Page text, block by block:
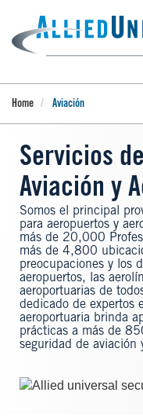
main
content
Home Aviación
Servicios
Aviación y
Somos el principal
para aeropuertos y
más de 20,000
más de 4,800
preocupaciones y los
aeropuertos, las
aeroportuarias de
dedicado de expertos
aeroportuaria brinda
prácticas a más de
seguridad de aviación
Image